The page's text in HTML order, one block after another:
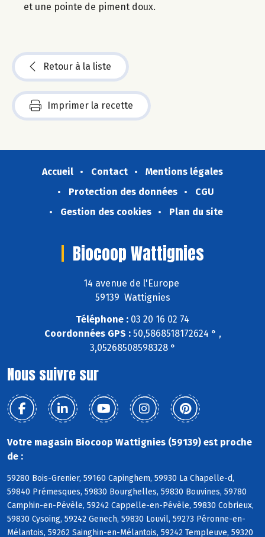
et une pointe de piment doux.
Retour à la liste
Imprimer la recette
Accueil Contact
Mentions légales
Protection des données
CGU
Gestion des cookies
Plan du site
Biocoop Wattignies
14 avenue de l'Europe
59139 Wattignies
Téléphone : 03 20 16 02 74
Coordonnées GPS :50,5868518172624 ° ,
3,05268508598328 °
Nous suivre sur
Votre magasin Biocoop Wattignies (59139) est proche
de :
59280 Bois-Grenier, 59160 Capinghem, 59930 La Chapelle-d,
59840 Prémesques, 59830 Bourghelles, 59830 Bouvines, 59780
Camphin-en-Pévèle, 59242 Cappelle-en-Pévèle, 59830 Cobrieux,
59830 Cysoing, 59242 Genech, 59830 Louvil, 59273 Péronne-en-
Mélantois, 59262 Sainghin-en-Mélantois, 59242 Templeuve, 59320